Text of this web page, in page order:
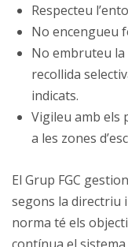
Respecteu
No encengueu
No embruteu la
recollida
indicats.
Vigileu amb els
a les zones
El Grup FGC
segons la directriu
norma té els